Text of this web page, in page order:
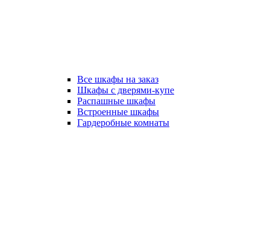
Все шкафы на заказ
Шкафы с дверями-купе
Распашные шкафы
Встроенные шкафы
Гардеробные комнаты